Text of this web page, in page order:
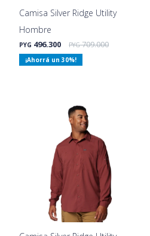
Camisa Silver Ridge Utility
Hombre
PYG 496.300 PYG 709.000
30